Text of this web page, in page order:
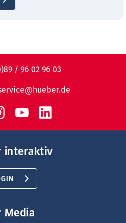
/ 96 02 96 03
interaktiv
Media